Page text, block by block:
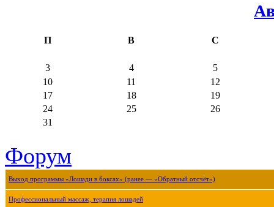
П В С
3 4
5
10
11
12
17
18
19
24
25
26
31
Форум
Выход программы «Лошади в боксах» (ранее — «Обратный отсчёт»)
Профессиональный массаж, терапия лошадей